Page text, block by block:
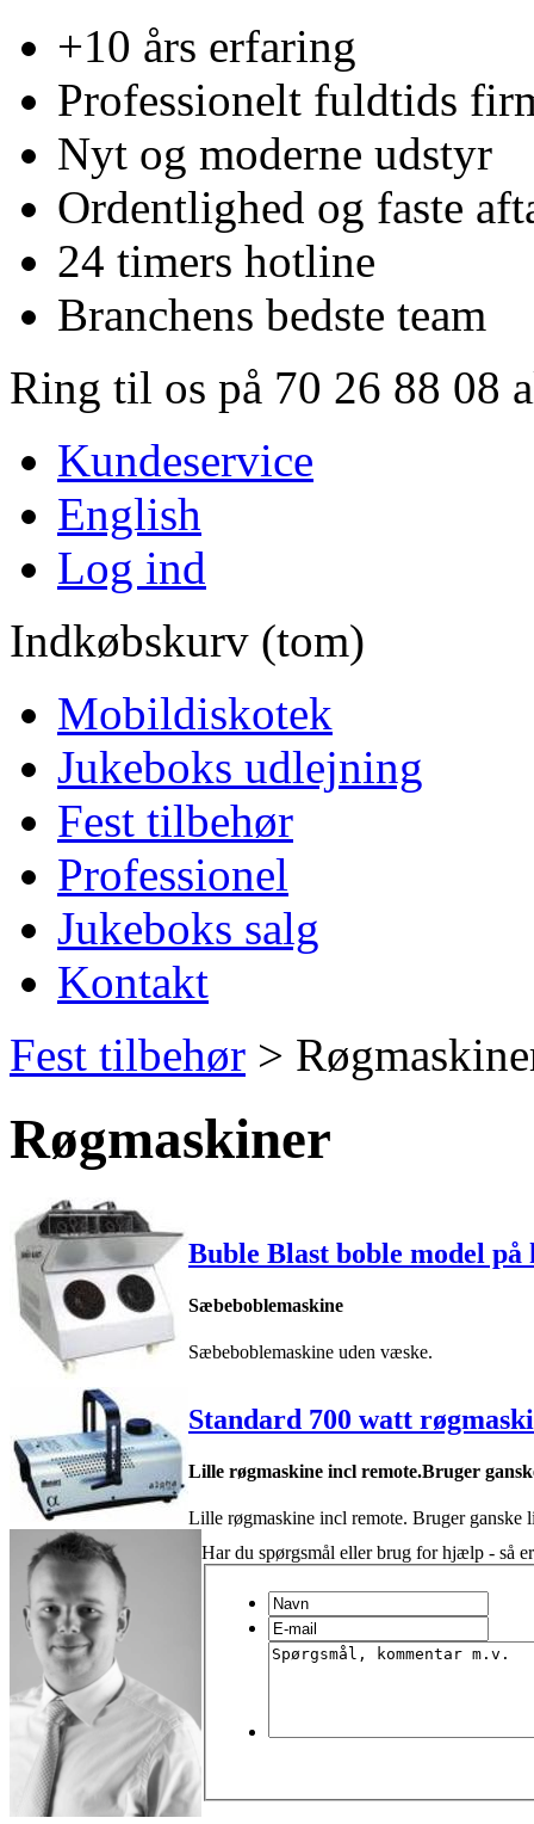
+10 års erfaring
Professionelt fuldtids
Nyt og moderne udstyr
Ordentlighed og faste
24 timers hotline
Branchens bedste team
Ring til os på 70 26 88 08
Kundeservice
English
Log ind
Indkøbskurv (tom)
Mobildiskotek
Jukeboks udlejning
Fest tilbehør
Professionel
Jukeboks salg
Kontakt
Fest tilbehør >
Røgmaskiner
Buble Blast boble model
Sæbeboblemaskine
Sæbeboblemaskine uden væske.
Standard 700 watt
Lille røgmaskine incl remote.Bruger
Lille røgmaskine incl remote. Bruger
Har du spørgsmål eller brug for hjælp - så